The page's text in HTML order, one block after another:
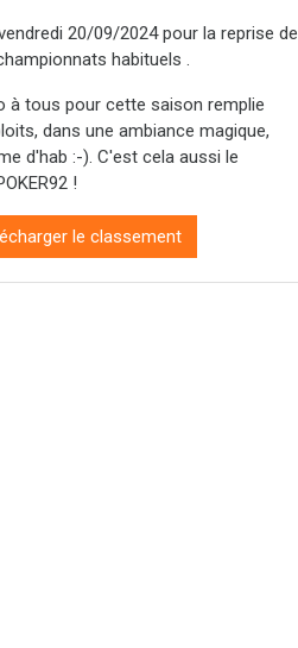
20/09/2024 pour la reprise de
habituels .
à tous pour cette saison remplie
dans une ambiance magique,
d'hab :-). C'est cela aussi le
!
le classement